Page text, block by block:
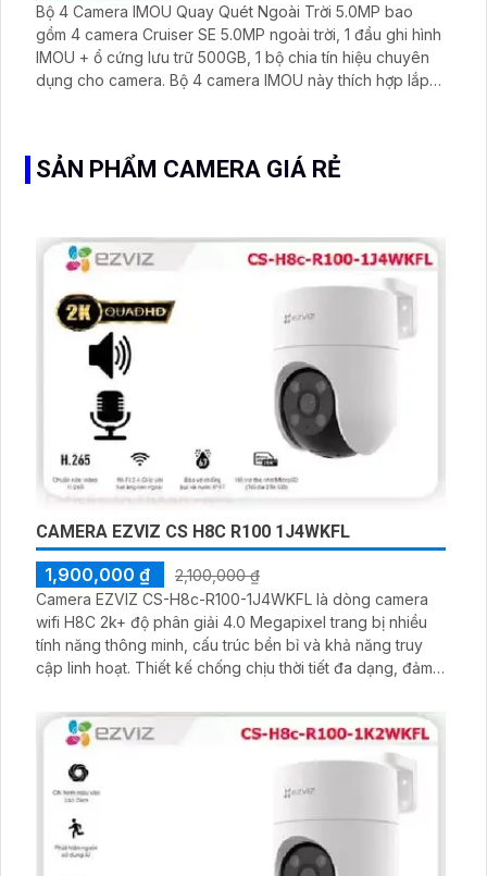
Bộ 4 Camera IMOU Quay Quét Ngoài Trời 5.0MP bao
gồm 4 camera Cruiser SE 5.0MP ngoài trời, 1 đầu ghi hình
IMOU + ổ cứng lưu trữ 500GB, 1 bộ chia tín hiệu chuyên
dụng cho camera. Bộ 4 camera IMOU này thích hợp lắp
SẢN PHẨM CAMERA GIÁ RẺ
CAMERA EZVIZ CS H8C R100 1J4WKFL
1,900,000 ₫
2,100,000 ₫
Camera EZVIZ CS-H8c-R100-1J4WKFL là dòng camera
wifi H8C 2k+ độ phân giải 4.0 Megapixel trang bị nhiều
tính năng thông minh, cấu trúc bền bỉ và khả năng truy
cập linh hoạt. Thiết kế chống chịu thời tiết đa dạng, đảm
đặt với tấm gắn có thể tháo rời tiện lợi